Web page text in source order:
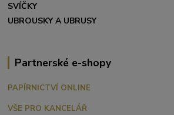
SVÍČKY
UBROUSKY A UBRUSY
Partnerské e-shopy
PAPÍRNICTVÍ ONLINE
VŠE PRO KANCELÁŘ